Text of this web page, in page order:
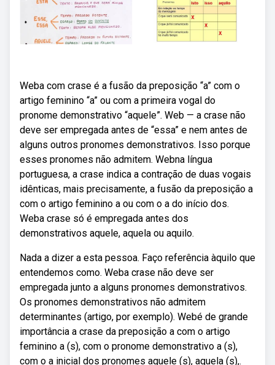
Weba com crase é a fusão da preposição “a” com o
artigo feminino “a” ou com a primeira vogal do
pronome demonstrativo “aquele”. Web — a crase não
deve ser empregada antes de “essa” e nem antes de
alguns outros pronomes demonstrativos. Isso porque
esses pronomes não admitem. Webna língua
portuguesa, a crase indica a contração de duas vogais
idênticas, mais precisamente, a fusão da preposição a
com o artigo feminino a ou com o a do início dos.
Weba crase só é empregada antes dos
demonstrativos aquele, aquela ou aquilo.
Nada a dizer a esta pessoa. Faço referência àquilo que
entendemos como. Weba crase não deve ser
empregada junto a alguns pronomes demonstrativos.
Os pronomes demonstrativos não admitem
determinantes (artigo, por exemplo). Webé de grande
importância a crase da preposição a com o artigo
feminino a (s), com o pronome demonstrativo a (s),
com o a inicial dos pronomes aquele (s), aquela (s),.